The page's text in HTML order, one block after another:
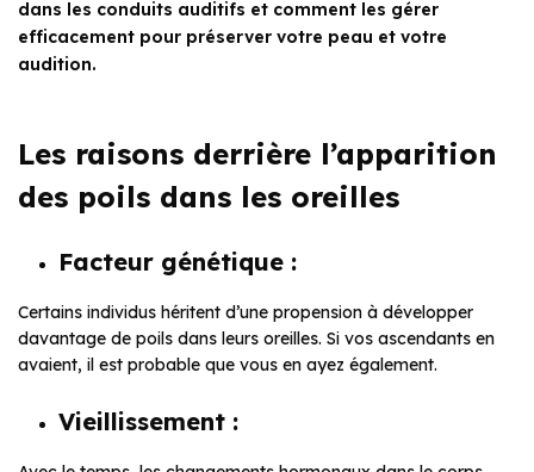
dans les conduits auditifs et comment les gérer
efficacement pour préserver votre peau et votre
audition.
Les raisons derrière l’apparition
des poils dans les oreilles
Facteur génétique :
Certains individus héritent d’une propension à développer
davantage de poils dans leurs oreilles. Si vos ascendants en
avaient, il est probable que vous en ayez également.
Vieillissement :